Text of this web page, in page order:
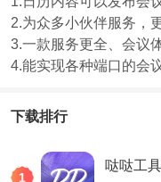
2.为众多小伙伴服务，
3.一款服务更全、会议
4.能实现各种端口的会
下载排行
1
哒哒工